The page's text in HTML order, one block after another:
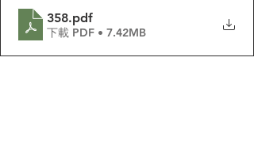
358.pdf
下載 PDF • 7.42MB